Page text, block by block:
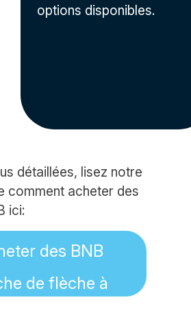
options disponibles.
détaillées, lisez notre
comment acheter des
ici:
des BNB